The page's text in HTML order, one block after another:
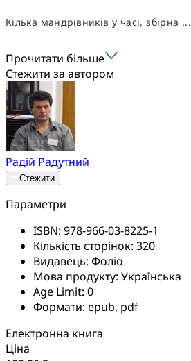
Кілька мандрівників у часі, збірна ...
Прочитати більше
Стежити за автором
Радій Радутний
Стежити
Параметри
ISBN: 978-966-03-8225-1
Кількість сторінок: 320
Видавець: Фоліо
Мова продукту: Українська
Age Limit: 0
Формати: epub, pdf
Електронна книга
Ціна